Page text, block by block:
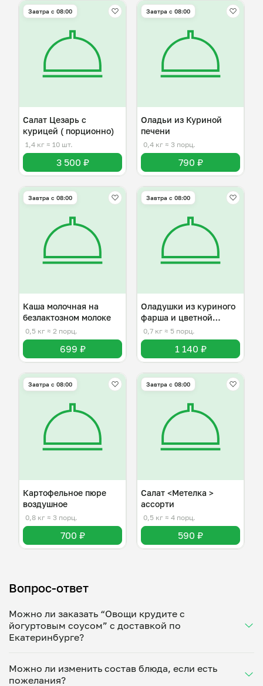
Завтра c 08:00
Салат Цезарь с
курицей ( порционно)
1,4 кг ≈ 10 шт.
3 500 ₽
Завтра c 08:00
Оладьи из Куриной
печени
0,4 кг ≈ 3 порц.
790 ₽
Завтра c 08:00
Каша молочная на
безлактозном молоке
0,5 кг ≈ 2 порц.
699 ₽
Завтра c 08:00
Оладушки из куриного
фарша и цветной
капусты
0,7 кг ≈ 5 порц.
1 140 ₽
Завтра c 08:00
Картофельное пюре
воздушное
0,8 кг ≈ 3 порц.
700 ₽
Завтра c 08:00
Салат <Метелка >
ассорти
0,5 кг ≈ 4 порц.
590 ₽
Вопрос-ответ
Можно ли заказать “Овощи крудите с
йогуртовым соусом” с доставкой по
Екатеринбурге?
Укажите удобное время — и получите свежее
домашнее блюдо в большой порции прямо с плиты.
Можно ли изменить состав блюда, если есть
пожелания?